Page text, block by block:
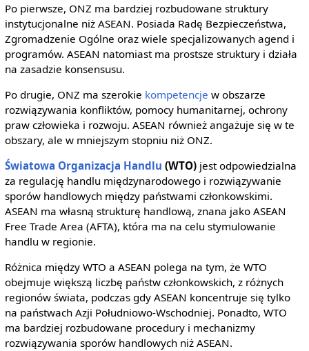
Po pierwsze, ONZ ma bardziej rozbudowane struktury
instytucjonalne niż ASEAN. Posiada Radę Bezpieczeństwa,
Zgromadzenie Ogólne oraz wiele specjalizowanych agend i
programów. ASEAN natomiast ma prostsze struktury i działa
na zasadzie konsensusu.
Po drugie, ONZ ma szerokie kompetencje w obszarze
rozwiązywania konfliktów, pomocy humanitarnej, ochrony
praw człowieka i rozwoju. ASEAN również angażuje się w te
obszary, ale w mniejszym stopniu niż ONZ.
Światowa Organizacja Handlu (WTO)jest odpowiedzialna
za regulację handlu międzynarodowego i rozwiązywanie
sporów handlowych między państwami członkowskimi.
ASEAN ma własną strukturę handlową, znana jako ASEAN
Free Trade Area (AFTA), która ma na celu stymulowanie
handlu w regionie.
Różnica między WTO a ASEAN polega na tym, że WTO
obejmuje większą liczbę państw członkowskich, z różnych
regionów świata, podczas gdy ASEAN koncentruje się tylko
na państwach Azji Południowo-Wschodniej. Ponadto, WTO
ma bardziej rozbudowane procedury i mechanizmy
rozwiązywania sporów handlowych niż ASEAN.